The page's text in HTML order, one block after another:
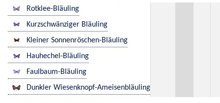
Rotklee-Bläuling
Kurzschwänziger Bläuling
Kleiner Sonnenröschen-Bläuling
Hauhechel-Bläuling
Faulbaum-Bläuling
Dunkler Wiesenknopf-Ameisenbläuling